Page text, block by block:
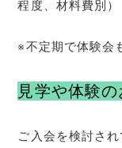
程度、材料費別）
※不定期で体験会
見学や体験
ご入会を検討さ